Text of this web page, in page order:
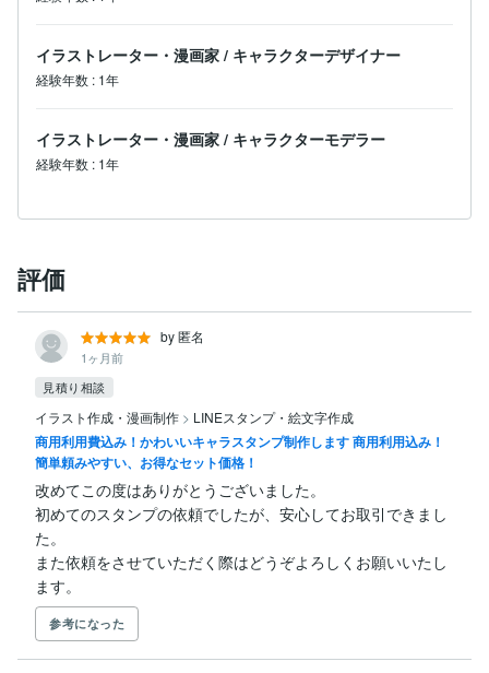
イラストレーター・漫画家 / キャラクターデザイナー
経験年数 : 1年
イラストレーター・漫画家 / キャラクターモデラー
経験年数 : 1年
評価
by 匿名
1ヶ月前
見積り相談
イラスト作成・漫画制作 > LINEスタンプ・絵文字作成
商用利用費込み！かわいいキャラスタンプ制作します 商用利用込み！
簡単頼みやすい、お得なセット価格！
改めてこの度はありがとうございました。
初めてのスタンプの依頼でしたが、安心してお取引できまし
た。
また依頼をさせていただく際はどうぞよろしくお願いいたし
ます。
参考になった